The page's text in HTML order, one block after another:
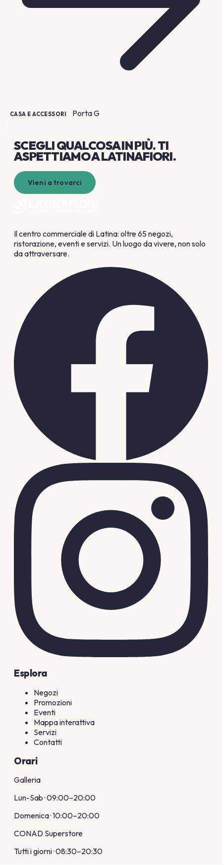
CASA E ACCESSORI PortaG
SCEGLI QUALCOSAIN PIÙ. TI
ASPETTIAMO A LATINAFIORI.
Vieni a trovarci
Il centro commerciale di Latina: oltre 65 negozi,
ristorazione, eventi e servizi. Un luogo da vivere, non solo
da attraversare.
Esplora
Negozi
Promozioni
Eventi
Mappa interattiva
Servizi
Contatti
Orari
Galleria
Lun-Sab · 09:00–20:00
Domenica · 10:00–20:00
CONAD Superstore
Tutti i giorni · 08:30–20:30